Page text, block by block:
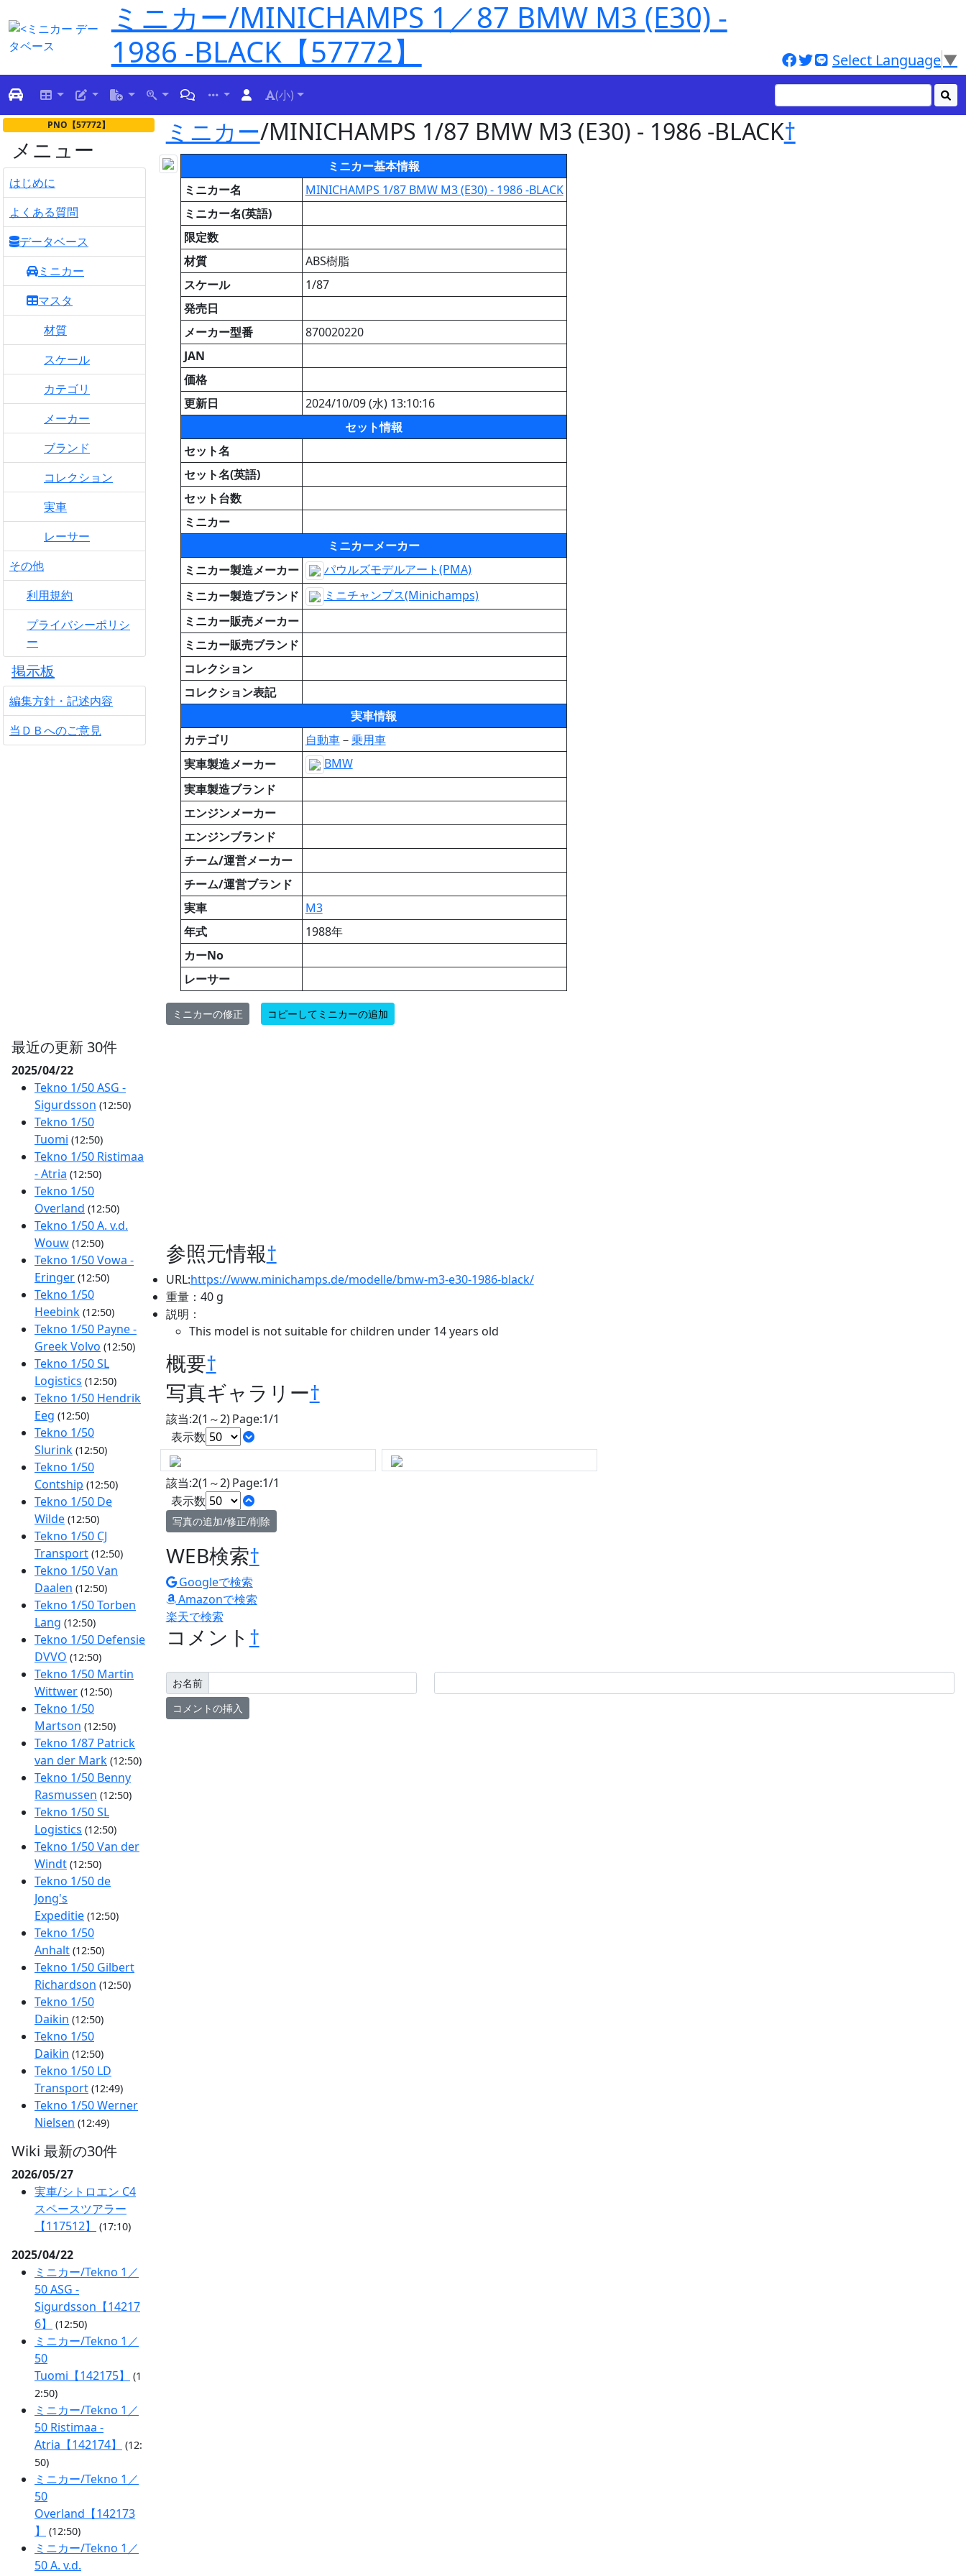
ミニカー/MINICHAMPS 1／87 BMW M3 (E30) -
1986 -BLACK【57772】
Select Language▼
(小)
PNO【57772】
メニュー
はじめに
よくある質問
データベース
ミニカー
マスタ
材質
スケール
カテゴリ
メーカー
ブランド
コレクション
実車
レーサー
その他
利用規約
プライバシーポリシ
ー
掲示板
編集方針・記述内容
当ＤＢへのご意見
最近の更新 30件
2025/04/22
Tekno 1/50 ASG -
Sigurdsson (12:50)
Tekno 1/50
Tuomi (12:50)
Tekno 1/50 Ristimaa
- Atria (12:50)
Tekno 1/50
Overland (12:50)
Tekno 1/50 A. v.d.
Wouw (12:50)
Tekno 1/50 Vowa -
Eringer (12:50)
Tekno 1/50
Heebink (12:50)
Tekno 1/50 Payne -
Greek Volvo (12:50)
Tekno 1/50 SL
Logistics (12:50)
Tekno 1/50 Hendrik
Eeg (12:50)
Tekno 1/50
Slurink (12:50)
Tekno 1/50
Contship (12:50)
Tekno 1/50 De
Wilde (12:50)
Tekno 1/50 CJ
Transport (12:50)
Tekno 1/50 Van
Daalen (12:50)
Tekno 1/50 Torben
Lang (12:50)
Tekno 1/50 Defensie
DVVO (12:50)
Tekno 1/50 Martin
Wittwer (12:50)
Tekno 1/50
Martson (12:50)
Tekno 1/87 Patrick
van der Mark (12:50)
Tekno 1/50 Benny
Rasmussen (12:50)
Tekno 1/50 SL
Logistics (12:50)
Tekno 1/50 Van der
Windt (12:50)
Tekno 1/50 de
Jong's
Expeditie (12:50)
Tekno 1/50
Anhalt (12:50)
Tekno 1/50 Gilbert
Richardson (12:50)
Tekno 1/50
Daikin (12:50)
Tekno 1/50
Daikin (12:50)
Tekno 1/50 LD
Transport (12:49)
Tekno 1/50 Werner
Nielsen (12:49)
Wiki 最新の30件
2026/05/27
実車/シトロエン C4
スペースツアラー
【117512】
(17:10)
2025/04/22
ミニカー/Tekno 1／
50 ASG -
Sigurdsson【14217
6】
(12:50)
ミニカー/Tekno 1／
50
Tuomi【142175】
(1
2:50)
ミニカー/Tekno 1／
50 Ristimaa -
Atria【142174】
(12:
50)
ミニカー/Tekno 1／
50
Overland【142173
】
(12:50)
ミニカー/Tekno 1／
50 A. v.d.
ミニカー/MINICHAMPS 1/87 BMW M3 (E30) - 1986 -BLACK†
ミニカー基本情報
ミニカー名
MINICHAMPS 1/87 BMW M3 (E30) - 1986 -BLACK
ミニカー名(英語)
限定数
材質
ABS樹脂
スケール
1/87
発売日
メーカー型番
870020220
JAN
価格
更新日
2024/10/09 (水) 13:10:16
セット情報
セット名
セット名(英語)
セット台数
ミニカー
ミニカーメーカー
ミニカー製造メーカー
パウルズモデルアート(PMA)
ミニカー製造ブランド
ミニチャンプス(Minichamps)
ミニカー販売メーカー
ミニカー販売ブランド
コレクション
コレクション表記
実車情報
カテゴリ
自動車－乗用車
実車製造メーカー
BMW
実車製造ブランド
エンジンメーカー
エンジンブランド
チーム/運営メーカー
チーム/運営ブランド
実車
M3
年式
1988年
カーNo
レーサー
ミニカーの修正 コピーしてミニカーの追加
参照元情報†
URL:https://www.minichamps.de/modelle/bmw-m3-e30-1986-black/
重量：40 g
説明：
This model is not suitable for children under 14 years old
概要†
写真ギャラリー†
該当:2(1～2) Page:1/1
表示数
該当:2(1～2) Page:1/1
表示数
写真の追加/修正/削除
WEB検索†
Googleで検索
Amazonで検索
楽天で検索
コメント †
お名前